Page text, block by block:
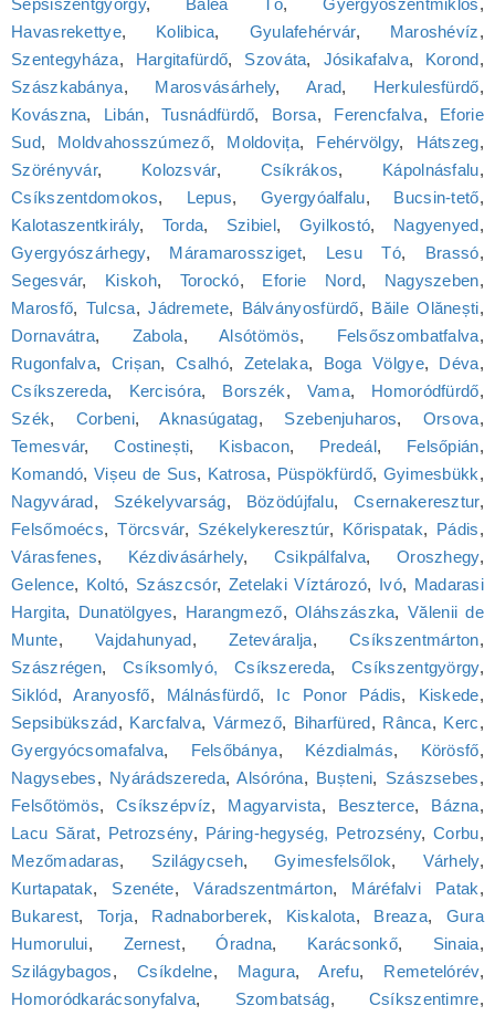
Sepsiszentgyörgy, Balea Tó,Gyergyószentmiklós,
Havasrekettye, Kolibica, Gyulafehérvár, Maroshévíz,
Szentegyháza, Hargitafürdő, Szováta, Jósikafalva, Korond,
Szászkabánya, Marosvásárhely, Arad, Herkulesfürdő,
Kovászna, Libán,Tusnádfürdő, Borsa, Ferencfalva, Eforie
Sud, Moldvahosszúmező, Moldovița, Fehérvölgy, Hátszeg,
Szörényvár, Kolozsvár, Csíkrákos, Kápolnásfalu,
Csíkszentdomokos, Lepus, Gyergyóalfalu, Bucsin-tető,
Kalotaszentkirály, Torda, Szibiel, Gyilkostó, Nagyenyed,
Gyergyószárhegy, Máramarossziget, Lesu Tó, Brassó,
Segesvár, Kiskoh, Torockó, Eforie Nord, Nagyszeben,
Marosfő, Tulcsa,Jádremete, Bálványosfürdő, Băile Olănești,
Dornavátra, Zabola,Alsótömös, Felsőszombatfalva,
Rugonfalva, Crișan,Csalhó, Zetelaka, Boga Völgye, Déva,
Csíkszereda, Kercisóra, Borszék, Vama, Homoródfürdő,
Szék, Corbeni,Aknasúgatag, Szebenjuharos, Orsova,
Temesvár,Costinești, Kisbacon, Predeál, Felsőpián,
Komandó, Vișeu de Sus, Katrosa, Püspökfürdő, Gyimesbükk,
Nagyvárad, Székelyvarság, Bözödújfalu,Csernakeresztur,
Felsőmoécs,Törcsvár, Székelykeresztúr, Kőrispatak, Pádis,
Várasfenes, Kézdivásárhely, Csikpálfalva, Oroszhegy,
Gelence, Koltó, Szászcsór, Zetelaki Víztározó, Ivó, Madarasi
Hargita, Dunatölgyes, Harangmező,Oláhszászka, Vălenii de
Munte,Vajdahunyad,Zeteváralja,Csíkszentmárton,
Szászrégen, Csíksomlyó, Csíkszereda,Csíkszentgyörgy,
Siklód, Aranyosfő, Málnásfürdő, Ic Ponor Pádis, Kiskede,
Sepsibükszád, Karcfalva, Vármező, Biharfüred, Rânca, Kerc,
Gyergyócsomafalva, Felsőbánya, Kézdialmás, Körösfő,
Nagysebes, Nyárádszereda,Alsóróna, Bușteni, Szászsebes,
Felsőtömös, Csíkszépvíz, Magyarvista, Beszterce, Bázna,
Lacu Sărat, Petrozsény, Páring-hegység, Petrozsény,Corbu,
Mezőmadaras, Szilágycseh,Gyimesfelsőlok, Várhely,
Kurtapatak, Szenéte,Váradszentmárton, Máréfalvi Patak,
Bukarest,Torja, Radnaborberek, Kiskalota, Breaza, Gura
Humorului, Zernest,Óradna, Karácsonkő, Sinaia,
Szilágybagos,Csíkdelne, Magura,Arefu, Remetelórév,
Homoródkarácsonyfalva, Szombatság, Csíkszentimre,